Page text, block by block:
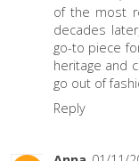
of the most
decades
go-to piece
heritage and
go out of
Reply